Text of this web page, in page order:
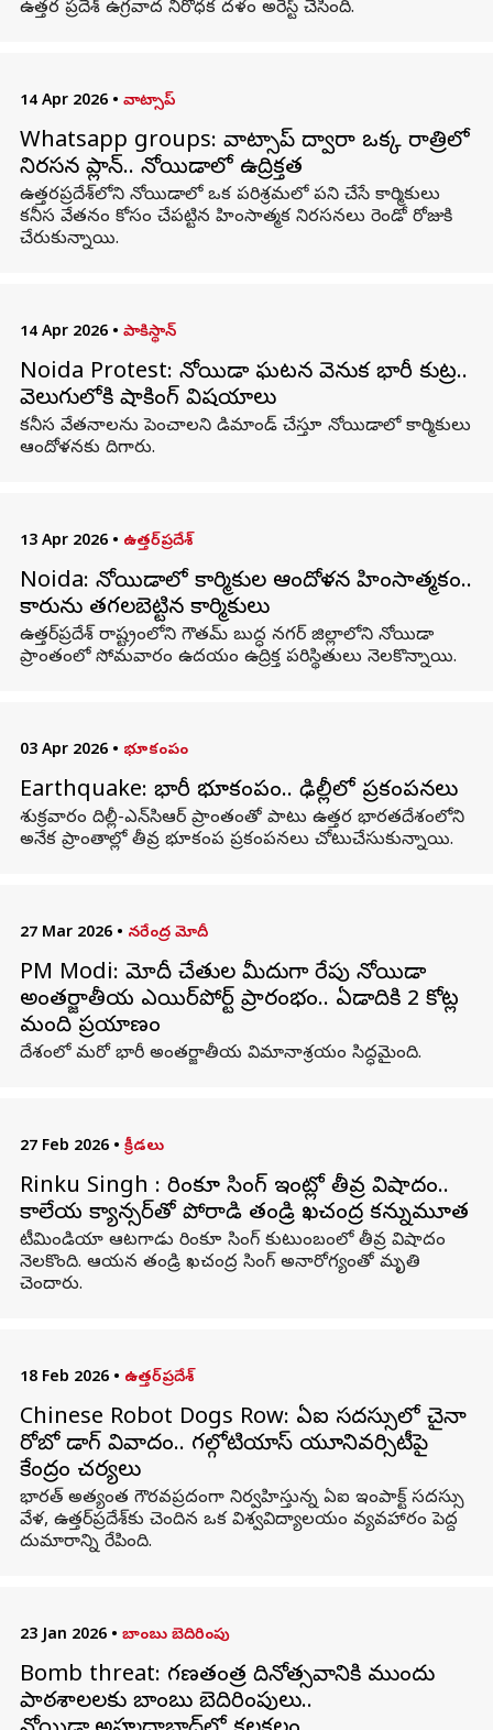
ఉత్తర ప్రదేశ్ ఉగ్రవాద నిరోధక దళం అరెస్ట్ చేసింది.
14 Apr 2026 • వాట్సాప్
Whatsapp groups: వాట్సాప్ ద్వారా ఒక్క రాత్రిలో
నిరసన ప్లాన్‌.. నోయిడాలో ఉద్రిక్తత
ఉత్తరప్రదేశ్‌లోని నోయిడాలో ఒక పరిశ్రమలో పని చేసే కార్మికులు
కనీస వేతనం కోసం చేపట్టిన హింసాత్మక నిరసనలు రెండో రోజుకి
చేరుకున్నాయి.
14 Apr 2026 • పాకిస్థాన్
Noida Protest: నోయిడా ఘటన వెనుక భారీ కుట్ర..
వెలుగులోకి షాకింగ్ విషయాలు
కనీస వేతనాలను పెంచాలని డిమాండ్ చేస్తూ నోయిడాలో కార్మికులు
ఆందోళనకు దిగారు.
13 Apr 2026 • ఉత్తర్‌ప్రదేశ్
Noida: నోయిడాలో కార్మికుల ఆందోళన హింసాత్మకం..
కారును తగలబెట్టిన కార్మికులు
ఉత్తర్‌ప్రదేశ్ రాష్ట్రంలోని గౌతమ్ బుద్ధ నగర్ జిల్లాలోని నోయిడా
ప్రాంతంలో సోమవారం ఉదయం ఉద్రిక్త పరిస్థితులు నెలకొన్నాయి.
03 Apr 2026 • భూకంపం
Earthquake: భారీ భూకంపం.. ఢిల్లీలో ప్రకంపనలు
శుక్రవారం దిల్లీ-ఎన్‌సిఆర్ ప్రాంతంతో పాటు ఉత్తర భారతదేశంలోని
అనేక ప్రాంతాల్లో తీవ్ర భూకంప ప్రకంపనలు చోటుచేసుకున్నాయి.
27 Mar 2026 • నరేంద్ర మోదీ
PM Modi: మోదీ చేతుల మీదుగా రేపు నోయిడా
అంతర్జాతీయ ఎయిర్‌పోర్ట్ ప్రారంభం.. ఏడాదికి 2 కోట్ల
మంది ప్రయాణం
దేశంలో మరో భారీ అంతర్జాతీయ విమానాశ్రయం సిద్ధమైంది.
27 Feb 2026 • క్రీడలు
Rinku Singh : రింకూ సింగ్ ఇంట్లో తీవ్ర విషాదం..
కాలేయ క్యాన్సర్‌తో పోరాడి తండ్రి ఖచంద్ర కన్నుమూత
టీమిండియా ఆటగాడు రింకూ సింగ్ కుటుంబంలో తీవ్ర విషాదం
నెలకొంది. ఆయన తండ్రి ఖచంద్ర సింగ్ అనారోగ్యంతో మృతి
చెందారు.
18 Feb 2026 • ఉత్తర్‌ప్రదేశ్
Chinese Robot Dogs Row: ఏఐ సదస్సులో చైనా
రోబో డాగ్ వివాదం.. గల్గోటియాస్ యూనివర్సిటీపై
కేంద్రం చర్యలు
భారత్ అత్యంత గౌరవప్రదంగా నిర్వహిస్తున్న ఏఐ ఇంపాక్ట్ సదస్సు
వేళ, ఉత్తర్‌ప్రదేశ్‌కు చెందిన ఒక విశ్వవిద్యాలయం వ్యవహారం పెద్ద
దుమారాన్ని రేపింది.
23 Jan 2026 • బాంబు బెదిరింపు
Bomb threat: గణతంత్ర దినోత్సవానికి ముందు
పాఠశాలలకు బాంబు బెదిరింపులు..